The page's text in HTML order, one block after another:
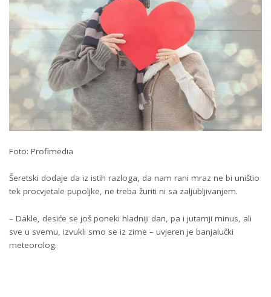
Foto: Profimedia
Šeretski dodaje da iz istih razloga, da nam rani mraz ne bi uništio
tek procvjetale pupoljke, ne treba žuriti ni sa zaljubljivanjem.
– Dakle, desiće se još poneki hladniji dan, pa i jutarnji minus, ali
sve u svemu, izvukli smo se iz zime – uvjeren je banjalučki
meteorolog.